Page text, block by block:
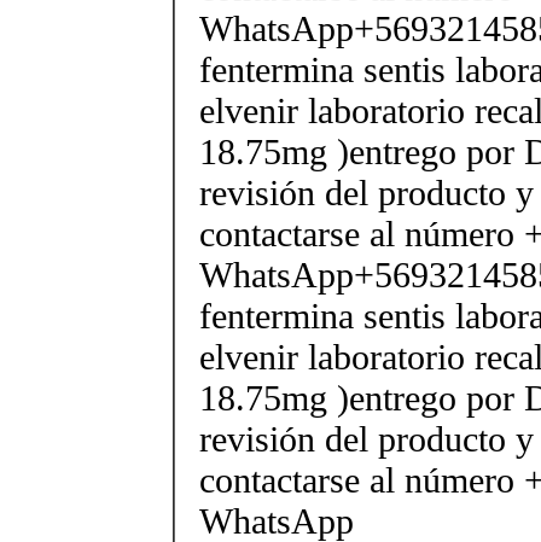
fentermina sentis
elvenir laboratorio
18.75mg )entrego por
revisión del producto
contactarse al número
fentermina sentis
elvenir laboratorio
18.75mg )entrego por
revisión del producto
contactarse al número
WhatsApp